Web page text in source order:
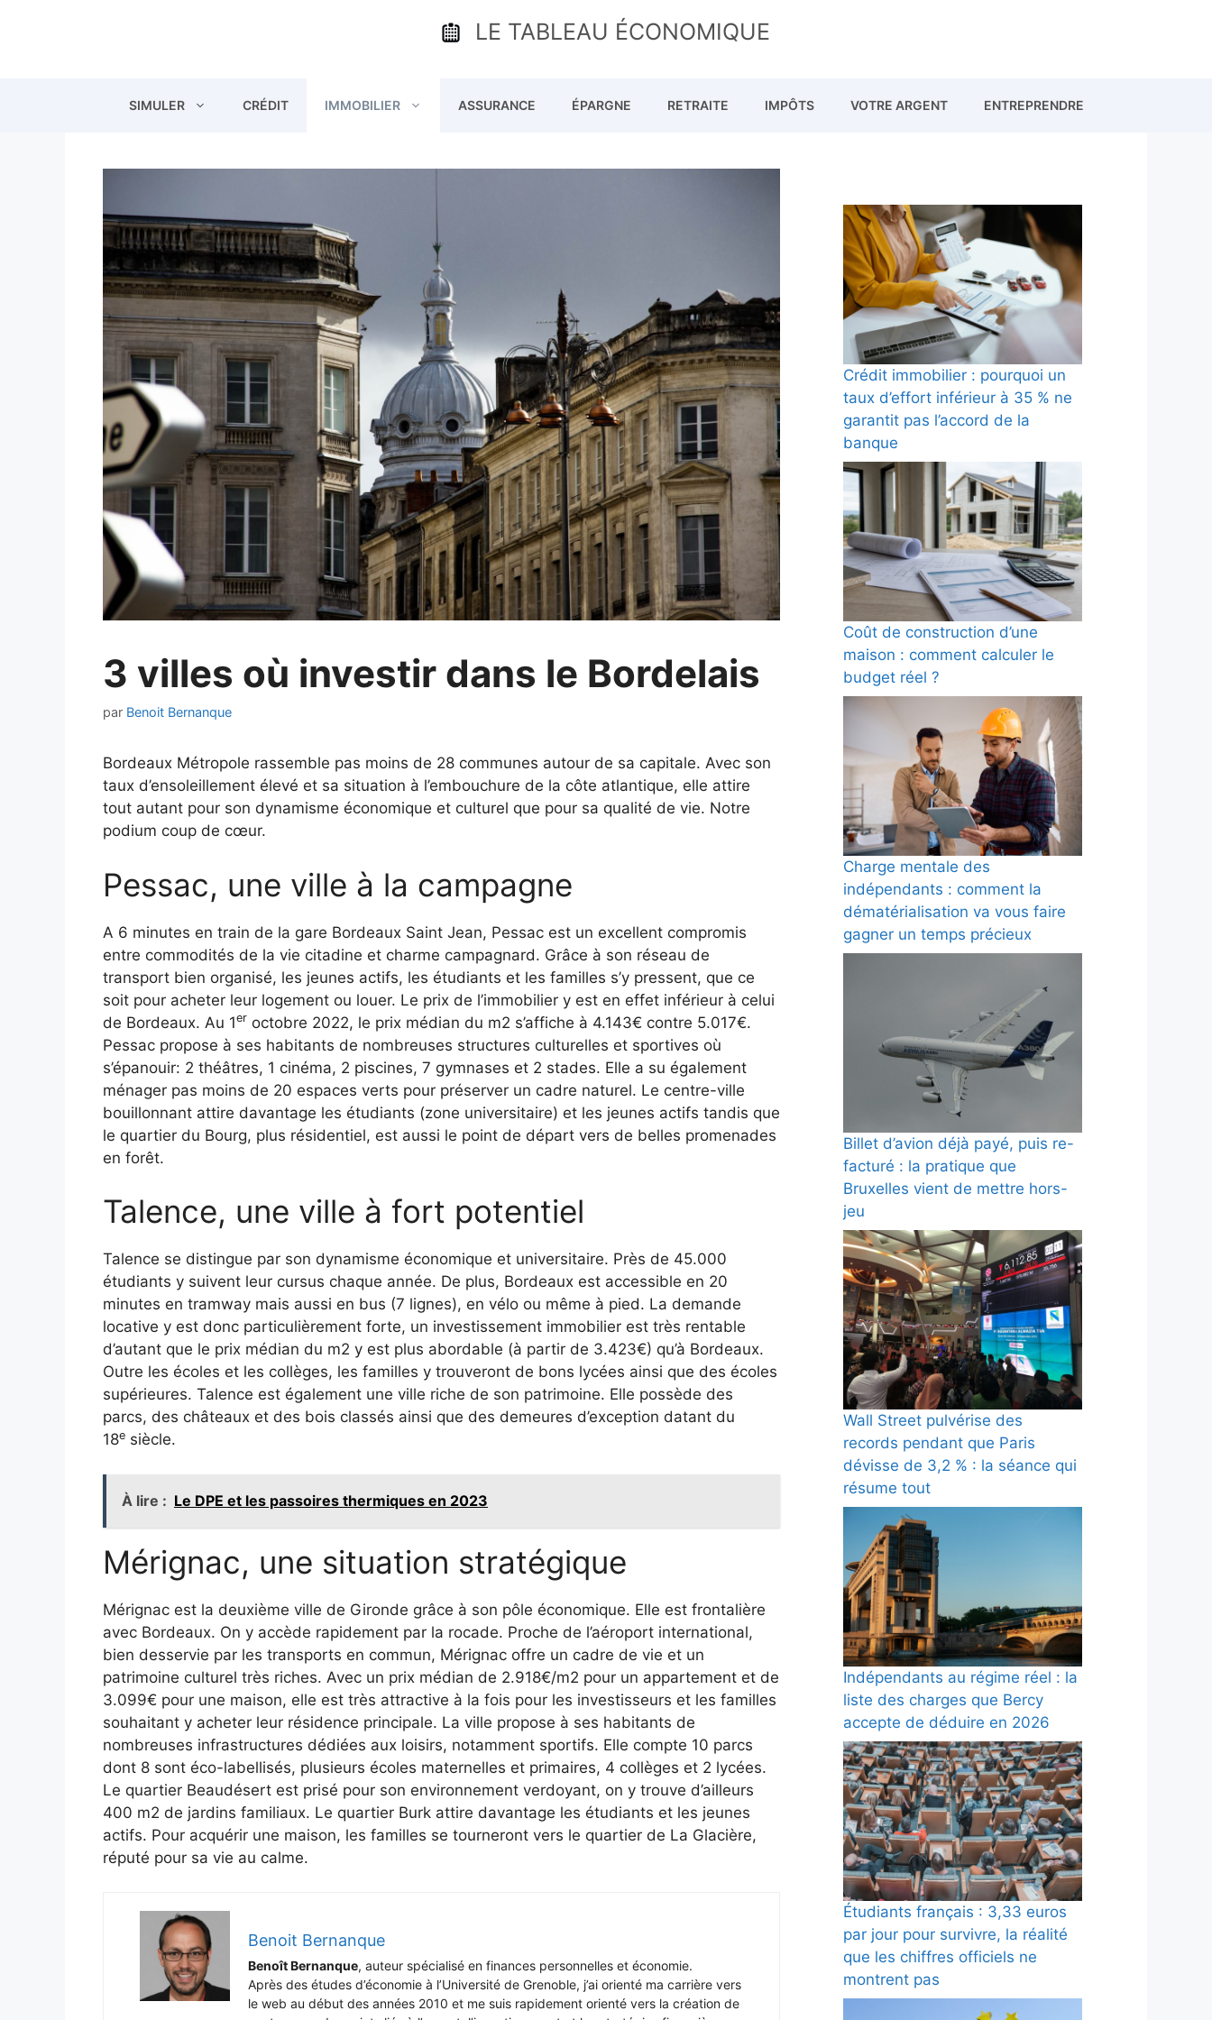
LE TABLEAU ÉCONOMIQUE
SIMULER CRÉDIT IMMOBILIER ASSURANCE ÉPARGNE RETRAITE IMPÔTS VOTRE ARGENT ENTREPRENDRE
3 villes où investir dans le Bordelais
par Benoit Bernanque
Bordeaux Métropole rassemble pas moins de 28 communes autour de sa capitale. Avec son
taux d’ensoleillement élevé et sa situation à l’embouchure de la côte atlantique, elle attire
tout autant pour son dynamisme économique et culturel que pour sa qualité de vie. Notre
podium coup de cœur.
Pessac, une ville à la campagne
A 6 minutes en train de la gare Bordeaux Saint Jean, Pessac est un excellent compromis
entre commodités de la vie citadine et charme campagnard. Grâce à son réseau de
transport bien organisé, les jeunes actifs, les étudiants et les familles s’y pressent, que ce
soit pour acheter leur logement ou louer. Le prix de l’immobilier y est en effet inférieur à celui
de Bordeaux. Au 1er octobre 2022, le prix médian du m2 s’affiche à 4.143€ contre 5.017€.
Pessac propose à ses habitants de nombreuses structures culturelles et sportives où
s’épanouir: 2 théâtres, 1 cinéma, 2 piscines, 7 gymnases et 2 stades. Elle a su également
ménager pas moins de 20 espaces verts pour préserver un cadre naturel. Le centre-ville
bouillonnant attire davantage les étudiants (zone universitaire) et les jeunes actifs tandis que
le quartier du Bourg, plus résidentiel, est aussi le point de départ vers de belles promenades
en forêt.
Talence, une ville à fort potentiel
Talence se distingue par son dynamisme économique et universitaire. Près de 45.000
étudiants y suivent leur cursus chaque année. De plus, Bordeaux est accessible en 20
minutes en tramway mais aussi en bus (7 lignes), en vélo ou même à pied. La demande
locative y est donc particulièrement forte, un investissement immobilier est très rentable
d’autant que le prix médian du m2 y est plus abordable (à partir de 3.423€) qu’à Bordeaux.
Outre les écoles et les collèges, les familles y trouveront de bons lycées ainsi que des écoles
supérieures. Talence est également une ville riche de son patrimoine. Elle possède des
parcs, des châteaux et des bois classés ainsi que des demeures d’exception datant du
18e siècle.
À lire : Le DPE et les passoires thermiques en 2023
Mérignac, une situation stratégique
Mérignac est la deuxième ville de Gironde grâce à son pôle économique. Elle est frontalière
avec Bordeaux. On y accède rapidement par la rocade. Proche de l’aéroport international,
bien desservie par les transports en commun, Mérignac offre un cadre de vie et un
patrimoine culturel très riches. Avec un prix médian de 2.918€/m2 pour un appartement et de
3.099€ pour une maison, elle est très attractive à la fois pour les investisseurs et les familles
souhaitant y acheter leur résidence principale. La ville propose à ses habitants de
nombreuses infrastructures dédiées aux loisirs, notamment sportifs. Elle compte 10 parcs
dont 8 sont éco-labellisés, plusieurs écoles maternelles et primaires, 4 collèges et 2 lycées.
Le quartier Beaudésert est prisé pour son environnement verdoyant, on y trouve d’ailleurs
400 m2 de jardins familiaux. Le quartier Burk attire davantage les étudiants et les jeunes
actifs. Pour acquérir une maison, les familles se tourneront vers le quartier de La Glacière,
réputé pour sa vie au calme.
Benoit Bernanque
Benoît Bernanque, auteur spécialisé en finances personnelles et économie.
Après des études d’économie à l’Université de Grenoble, j’ai orienté ma carrière vers
le web au début des années 2010 et me suis rapidement orienté vers la création de
Crédit immobilier : pourquoi un
taux d’effort inférieur à 35 % ne
garantit pas l’accord de la
banque
Coût de construction d’une
maison : comment calculer le
budget réel ?
Charge mentale des
indépendants : comment la
dématérialisation va vous faire
gagner un temps précieux
Billet d’avion déjà payé, puis re-
facturé : la pratique que
Bruxelles vient de mettre hors-
jeu
Wall Street pulvérise des
records pendant que Paris
dévisse de 3,2 % : la séance qui
résume tout
Indépendants au régime réel : la
liste des charges que Bercy
accepte de déduire en 2026
Étudiants français : 3,33 euros
par jour pour survivre, la réalité
que les chiffres officiels ne
montrent pas